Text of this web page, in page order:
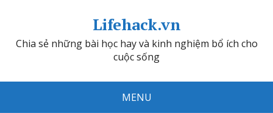
Lifehack.vn
Chia sẻ những bài học hay và kinh nghiệm bổ ích cho
cuộc sống
MENU